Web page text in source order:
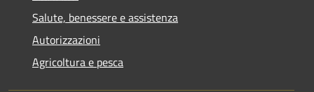
Salute, benessere e assistenza
Autorizzazioni
Agricoltura e pesca